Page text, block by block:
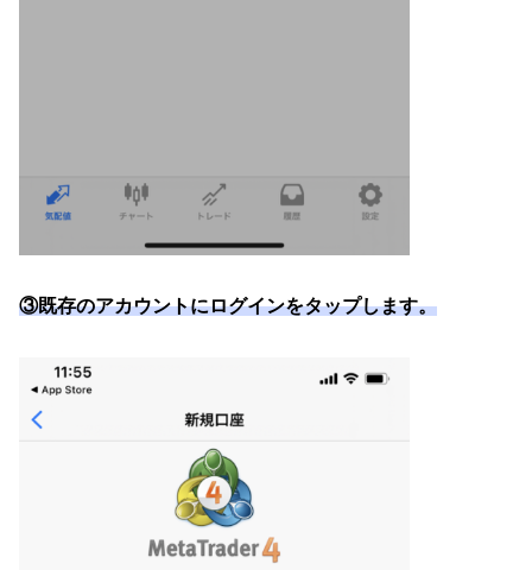
③既存のアカウントにログインをタップします。